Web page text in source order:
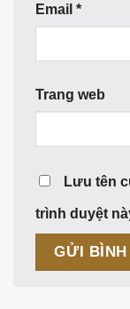
Email *
Trang web
Lưu tên
trình duyệt